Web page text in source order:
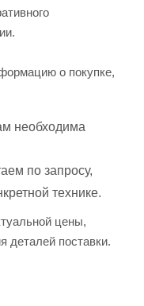
о покупке,
необходима
по запросу,
технике.
цены,
деталей поставки.